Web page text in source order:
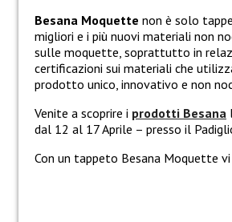
Besana Moquette non è solo
migliori e i più nuovi materiali non
sulle moquette, soprattutto in
certificazioni sui materiali che
prodotto unico, innovativo e non
Venite a scoprire i prodotti Besana
dal 12 al 17 Aprile – presso il
Con un tappeto Besana Moquette